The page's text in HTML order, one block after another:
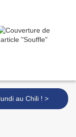
Le lundi au Chili ! >